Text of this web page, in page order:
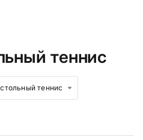
теннис
теннис